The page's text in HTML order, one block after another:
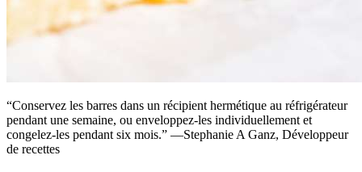
“Conservez les barres dans un récipient hermétique au réfrigérateur
pendant une semaine, ou enveloppez-les individuellement et
congelez-les pendant six mois.” —Stephanie A Ganz, Développeur
de recettes